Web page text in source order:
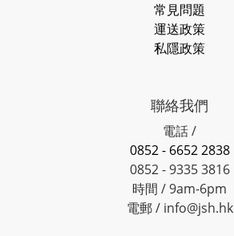
常見問題
運送政策
私隱政策
聯絡我們
電話 /
0852 - 6652 2838
0852 - 9335 3816
時間 / 9am-6pm
電郵 / info@jsh.hk